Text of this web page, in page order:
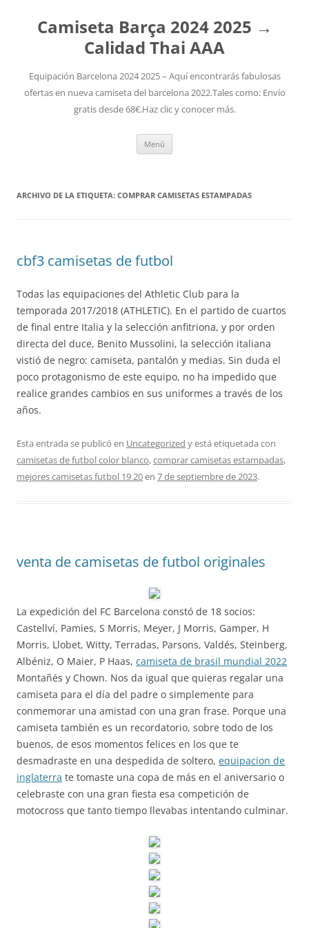
Camiseta Barça 2024 2025 →
Calidad Thai AAA
Equipación Barcelona 2024 2025 – Aquí encontrarás fabulosas
ofertas en nueva camiseta del barcelona 2022.Tales como: Envío
gratis desde 68€.Haz clic y conocer más.
Menú
ARCHIVO DE LA ETIQUETA: COMPRAR CAMISETAS ESTAMPADAS
cbf3 camisetas de futbol
Todas las equipaciones del Athletic Club para la
temporada 2017/2018 (ATHLETIC). En el partido de cuartos
de final entre Italia y la selección anfitriona, y por orden
directa del duce, Benito Mussolini, la selección italiana
vistió de negro: camiseta, pantalón y medias. Sin duda el
poco protagonismo de este equipo, no ha impedido que
realice grandes cambios en sus uniformes a través de los
años.
Esta entrada se publicó en Uncategorized y está etiquetada con
camisetas de futbol color blanco,comprar camisetas estampadas,
mejores camisetas futbol 19 20en 7 de septiembre de 2023.
venta de camisetas de futbol originales
La expedición del FC Barcelona constó de 18 socios:
Castellví, Pamies, S Morris, Meyer, J Morris, Gamper, H
Morris, Llobet, Witty, Terradas, Parsons, Valdés, Steinberg,
Albéniz, O Maier, P Haas, camiseta de brasil mundial 2022
Montañés y Chown. Nos da igual que quieras regalar una
camiseta para el día del padre o simplemente para
conmemorar una amistad con una gran frase. Porque una
camiseta también es un recordatorio, sobre todo de los
buenos, de esos momentos felices en los que te
desmadraste en una despedida de soltero, equipacion de
inglaterra te tomaste una copa de más en el aniversario o
celebraste con una gran fiesta esa competición de
motocross que tanto tiempo llevabas intentando culminar.